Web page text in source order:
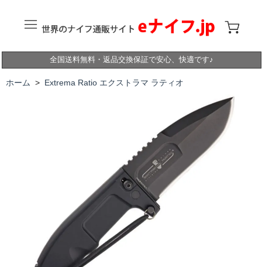
全国送料無料・返品交換保証で安心、快適です♪
ホーム > Extrema Ratio エクストラマ ラティオ